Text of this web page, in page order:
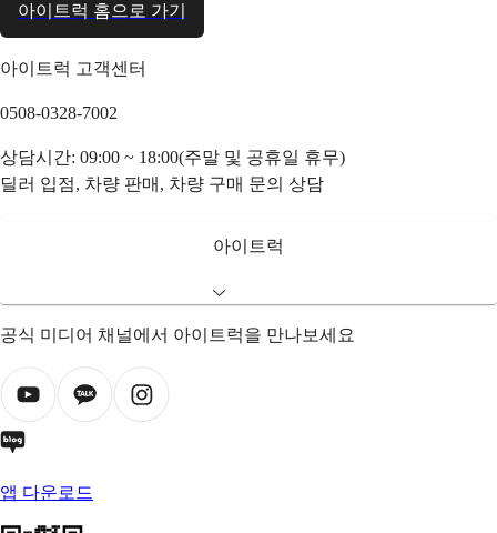
아이트럭 홈으로 가기
아이트럭 고객센터
0508-0328-7002
상담시간: 09:00 ~ 18:00(주말 및 공휴일 휴무)
딜러 입점, 차량 판매, 차량 구매 문의 상담
아이트럭
공식 미디어 채널에서 아이트럭을 만나보세요
앱 다운로드